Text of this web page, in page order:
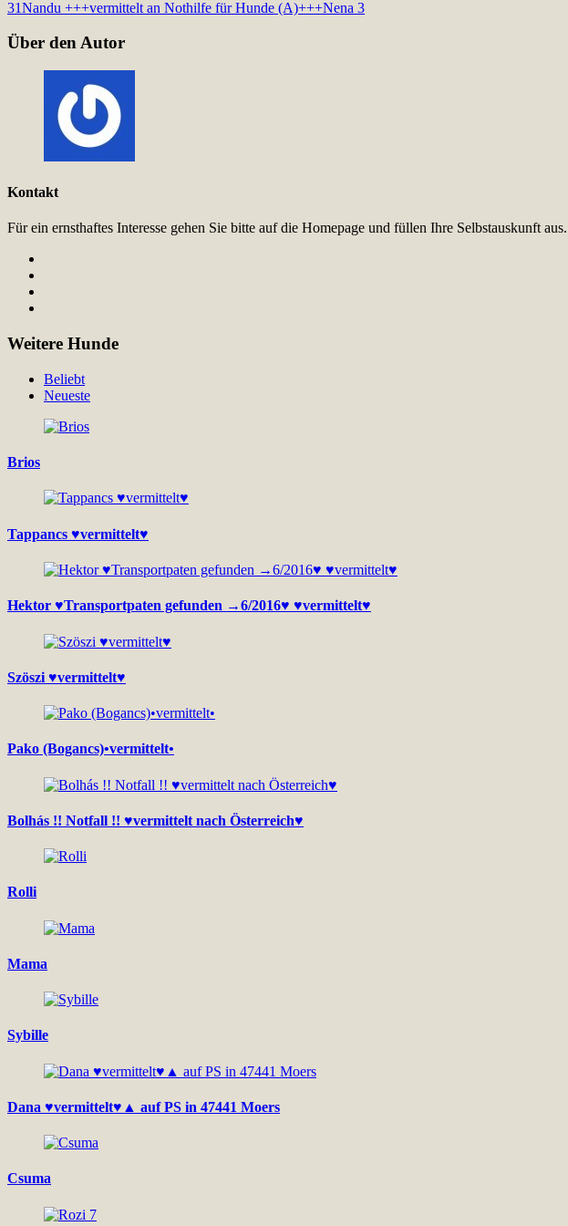
31Nandu +++vermittelt an Nothilfe für Hunde (A)+++Nena 3
Über den Autor
Kontakt
Für ein ernsthaftes Interesse gehen Sie bitte auf die Homepage und füllen Ihre Selbstauskunft
Weitere Hunde
Beliebt
Neueste
Brios
Tappancs ♥vermittelt♥
Hektor ♥Transportpaten gefunden →6/2016♥ ♥vermittelt♥
Szöszi ♥vermittelt♥
Pako (Bogancs)•vermittelt•
Bolhás !! Notfall !! ♥vermittelt nach Österreich♥
Rolli
Mama
Sybille
Dana ♥vermittelt♥▲ auf PS in 47441 Moers
Csuma